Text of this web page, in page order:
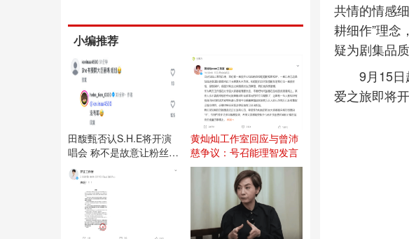
小编推荐
田馥甄否认S.H.E将开演
唱会 称不是故意让粉丝失
望
黄灿灿工作室回应与曾沛
慈争议：号召能理智发言
共情的情感
耕细作”理念
疑为剧集品
9月15
爱之旅即将